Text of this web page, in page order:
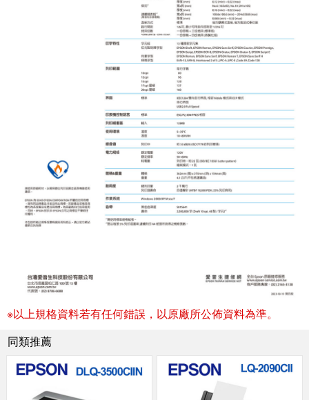
※以上規格資料若有任何錯誤，以原廠所公佈資料為準。
同類推薦